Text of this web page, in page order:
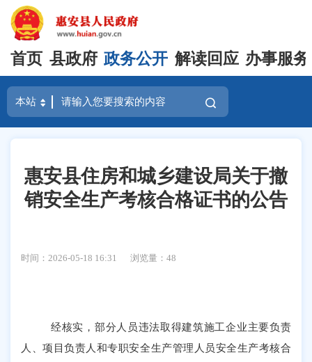
首页 县政府 政务公开 解读回应 办事服务
惠安县住房和城乡建设局关于撤
销安全生产考核合格证书的公告
时间：2026-05-18 16:31 浏览量：48
经核实，部分人员违法取得建筑施工企业主要负责
人、项目负责人和专职安全生产管理人员安全生产考核合